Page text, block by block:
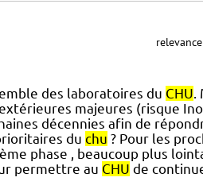
des laboratoires du CHU.
majeures (risque
décennies afin de
du chu ? Pour les
phase , beaucoup plus
permettre au CHU de